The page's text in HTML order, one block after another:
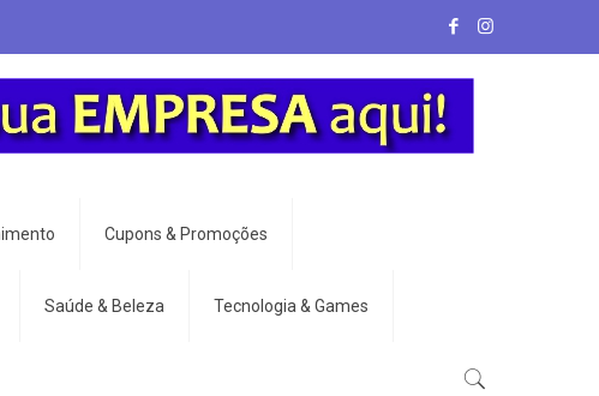
Cupons & Promoções
Saúde & Beleza Tecnologia & Games